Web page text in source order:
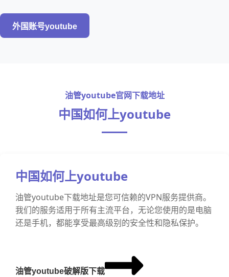
外国账号youtube
油管youtube官网下载地址
中国如何上youtube
中国如何上youtube
油管youtube下载地址是您可信赖的VPN服务提供商。
我们的服务适用于所有主流平台，无论您使用的是电脑
还是手机，都能享受最高级别的安全性和隐私保护。
油管youtube破解版下载